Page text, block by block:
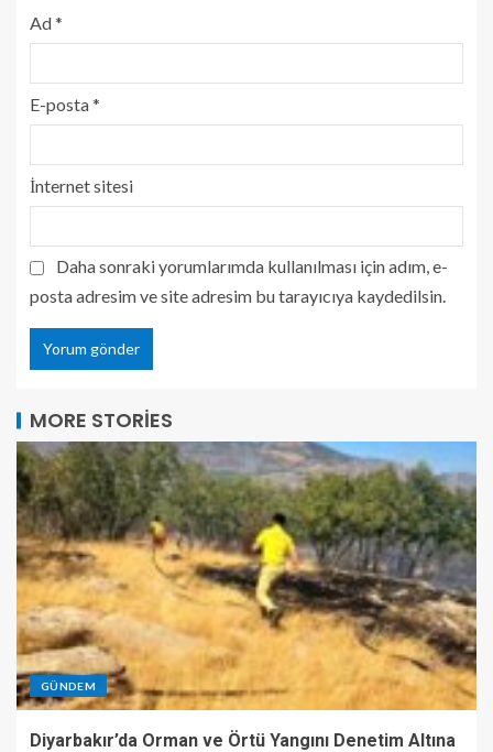
Ad*
E-posta*
İnternet sitesi
Daha sonraki yorumlarımda kullanılması için adım, e-
posta adresim ve site adresim bu tarayıcıya kaydedilsin.
MORE STORIES
GÜNDEM
Diyarbakır’da Orman ve Örtü Yangını Denetim Altına